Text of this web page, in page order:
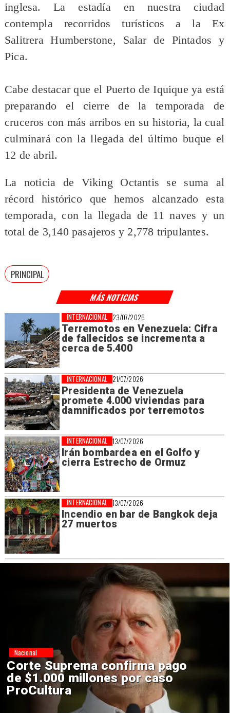
MÁS NOTICIAS
23/07/2026
Terremotos en Venezuela: Cifra
de fallecidos se incrementa a
cerca de 5.400
INTERNACIONAL
21/07/2026
Presidenta de Venezuela
promete 4.000 viviendas para
damnificados por terremotos
INTERNACIONAL
13/07/2026
Irán bombardea en el Golfo y
cierra Estrecho de Ormuz
INTERNACIONAL
13/07/2026
Incendio en bar de Bangkok deja
27 muertos
INTERNACIONAL
inglesa. La estadía en nuestra ciudad
contempla recorridos turísticos a la Ex
Salitrera Humberstone, Salar de Pintados y
Pica.
Cabe destacar que el Puerto de Iquique ya está
preparando el cierre de la temporada de
cruceros con más arribos en su historia, la cual
culminará con la llegada del último buque el
12 de abril.
La noticia de Viking Octantis se suma al
récord histórico que hemos alcanzado esta
temporada, con la llegada de 11 naves y un
total de 3,140 pasajeros y 2,778 tripulantes.
PRINCIPAL
Codelco suspende
construcción de Andes Norte
en El Teniente por riesgos
sísmicos
Nacional